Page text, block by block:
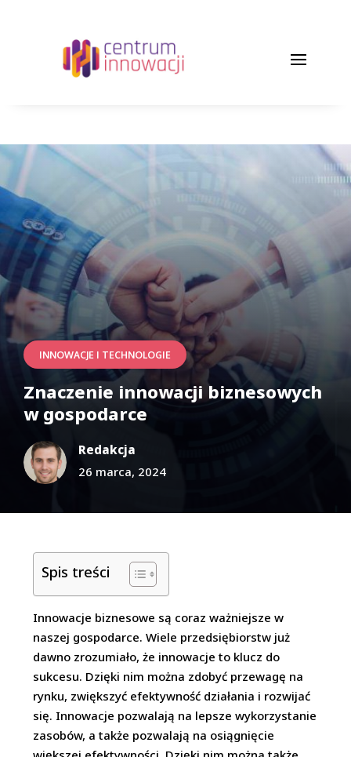
INNOWACJE I TECHNOLOGIE
Znaczenie innowacji biznesowych
w gospodarce
Redakcja
26 marca, 2024
Spis treści
Innowacje biznesowe są coraz ważniejsze w
naszej gospodarce. Wiele przedsiębiorstw już
dawno zrozumiało, że innowacje to klucz do
sukcesu. Dzięki nim można zdobyć przewagę na
rynku, zwiększyć efektywność działania i rozwijać
się. Innowacje pozwalają na lepsze wykorzystanie
zasobów, a także pozwalają na osiągnięcie